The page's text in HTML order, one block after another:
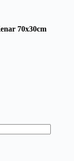
70x30cm